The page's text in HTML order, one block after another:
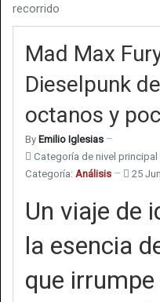
recorrido
Mad Max
Dieselpunk
octanos y
By Emilio Iglesias
Categoría de nivel principal
Categoría: Análisis 25
Un viaje de
la esencia
que